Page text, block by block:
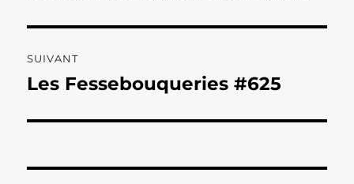
SUIVANT
Publication
Les Fessebouqueries #625